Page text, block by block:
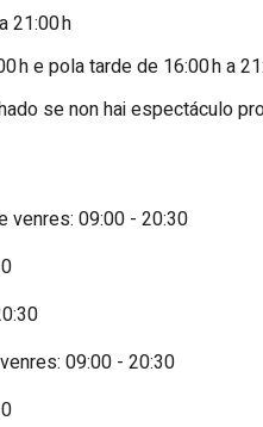
21:00 h
h e pola tarde de 16:00 h a
se non hai espectáculo
venres: 09:00 - 20:30
09:00 - 20:30